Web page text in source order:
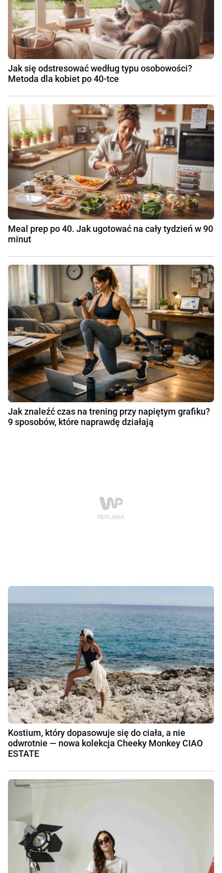
Jak się odstresować według typu osobowości?
Metoda dla kobiet po 40-tce
Meal prep po 40. Jak ugotować na cały tydzień w 90
minut
Jak znaleźć czas na trening przy napiętym grafiku?
9 sposobów, które naprawdę działają
Kostium, który dopasowuje się do ciała, a nie
odwrotnie — nowa kolekcja Cheeky Monkey CIAO
ESTATE